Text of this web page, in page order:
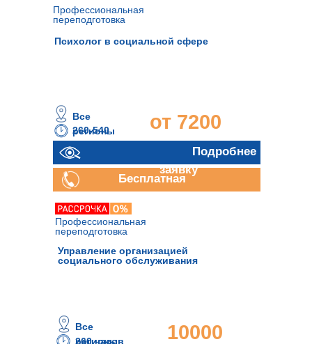
Управление организацией
социального обслуживания
260 часов
10000
Все
регионы
Профессиональная
переподготовка
Профессиональная
переподготовка
260-540
часов
от 7200
Отправить
заявку
Все
регионы
Подробнее
Бесплатная
Психолог в социальной сфере